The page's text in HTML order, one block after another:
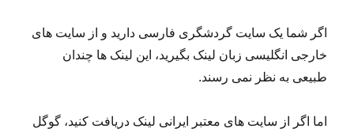
اگر شما یک سایت گردشگری فارسی دارید و از سایت های
خارجی انگلیسی زبان لینک بگیرید، این لینک ها چندان
طبیعی به نظر نمی رسند.
اما اگر از سایت های معتبر ایرانی لینک دریافت کنید، گوگل